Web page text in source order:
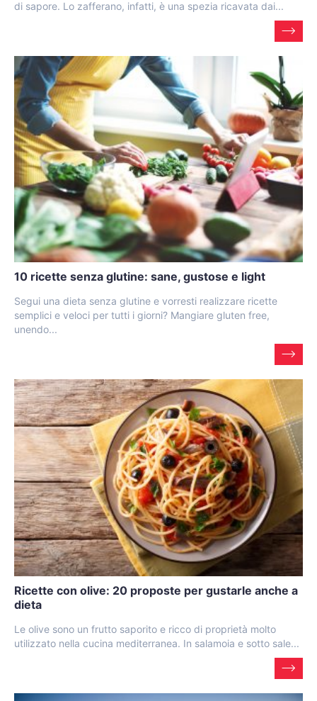
di sapore. Lo zafferano, infatti, è una spezia ricavata dai...
10 ricette senza glutine: sane, gustose e light
Segui una dieta senza glutine e vorresti realizzare ricette
semplici e veloci per tutti i giorni? Mangiare gluten free,
unendo...
Ricette con olive: 20 proposte per gustarle anche a
dieta
Le olive sono un frutto saporito e ricco di proprietà molto
utilizzato nella cucina mediterranea. In salamoia e sotto sale...